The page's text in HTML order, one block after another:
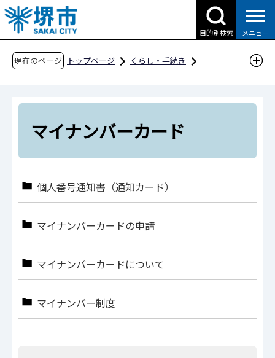
こ
の
ペ
目的別検索 メニュー
現在のページ トップページ
くらし・手続き
マイナンバーカード
マイナンバーカード
個人番号通知書（通知カード）
マイナンバーカードの申請
マイナンバーカードについて
マイナンバー制度